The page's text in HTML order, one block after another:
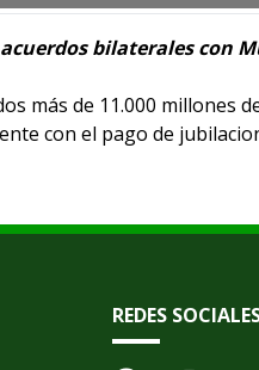
bilaterales con
más de 11.000 millones
con el pago de
REDES